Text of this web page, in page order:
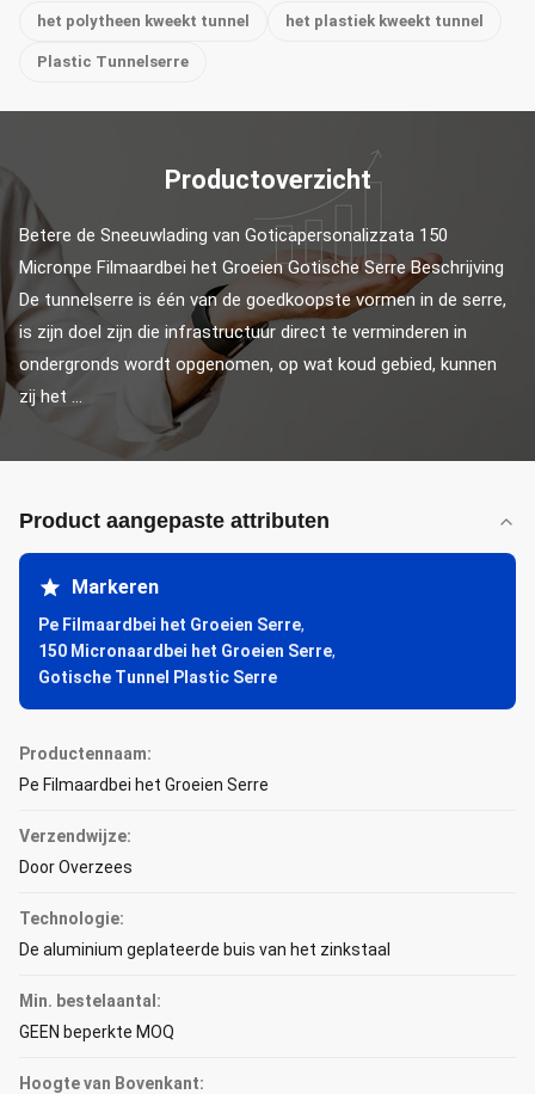
het polytheen kweekt tunnel het plastiek kweekt tunnel
Plastic Tunnelserre
Productoverzicht
Betere de Sneeuwlading van Goticapersonalizzata 150
Micronpe Filmaardbei het Groeien Gotische Serre Beschrijving
De tunnelserre is één van de goedkoopste vormen in de serre,
is zijn doel zijn die infrastructuur direct te verminderen in
ondergronds wordt opgenomen, op wat koud gebied, kunnen
zij het ...
Product aangepaste attributen
Markeren
Pe Filmaardbei het Groeien Serre,
150 Micronaardbei het Groeien Serre,
Gotische Tunnel Plastic Serre
Productennaam:
Pe Filmaardbei het Groeien Serre
Verzendwijze:
Door Overzees
Technologie:
De aluminium geplateerde buis van het zinkstaal
Min. bestelaantal:
GEEN beperkte MOQ
Hoogte van Bovenkant: